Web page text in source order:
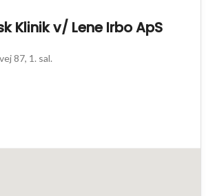
Klinik v/ Lene Irbo ApS
87, 1. sal.